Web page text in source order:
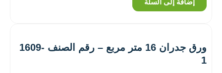
إضافة إلى السلة
ورق جدران 16 متر مربع – رقم الصنف ‎1609-
1